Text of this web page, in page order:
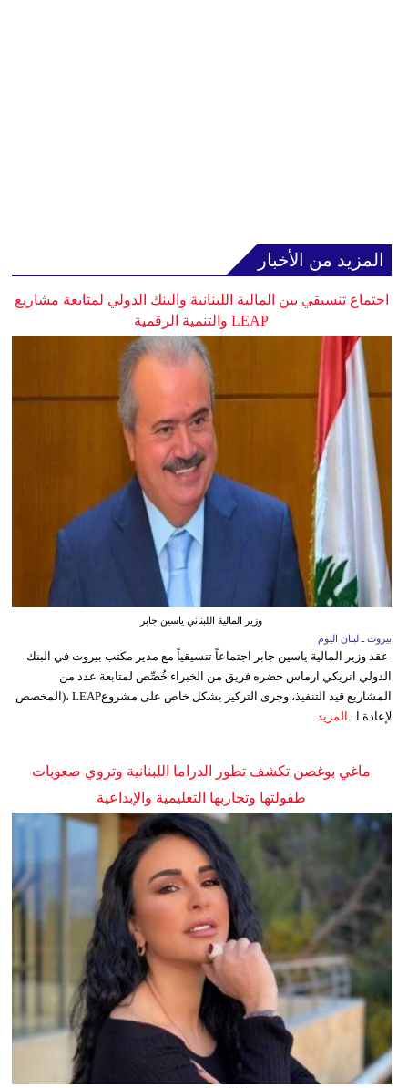
المزيد من الأخبار
اجتماع تنسيقي بين المالية اللبنانية والبنك الدولي لمتابعة مشاريع
LEAP والتنمية الرقمية
وزير المالية اللبناني ياسين جابر
بيروت ـ لبنان اليوم
عقد وزير المالية ياسين جابر اجتماعاً تنسيقياً مع مدير مكتب بيروت في البنك
الدولي انريكي ارماس حضره فريق من الخبراء خُصِّص لمتابعة عدد من
المشاريع قيد التنفيذ، وجرى التركيز بشكل خاص على مشروعLEAP ،(المخصص
لإعادة ا...
المزيد
ماغي بوغصن تكشف تطور الدراما اللبنانية وتروي صعوبات
طفولتها وتجاربها التعليمية والإبداعية